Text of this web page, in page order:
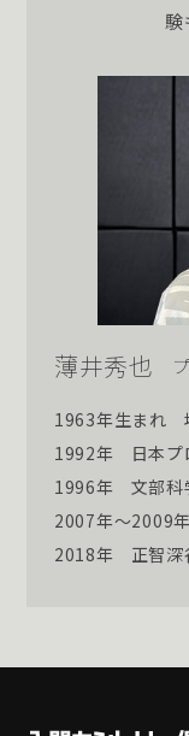
験
薄井秀也
1963年生まれ
1992年
日本
1996年
文部
2007年～2009年
2018年
正智